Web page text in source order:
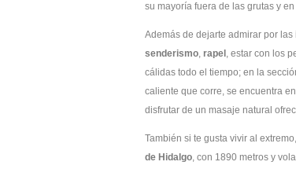
su mayoría fuera de las grutas y
Además de dejarte admirar por las
senderismo, rapel , estar con los
cálidas todo el tiempo; en la
caliente que corre, se encuentra
disfrutar de un masaje natural
También si te gusta vivir al
de Hidalgo, con 1890 metros y